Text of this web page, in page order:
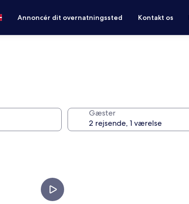
Annoncér dit overnatningssted Kontakt os
Gæster